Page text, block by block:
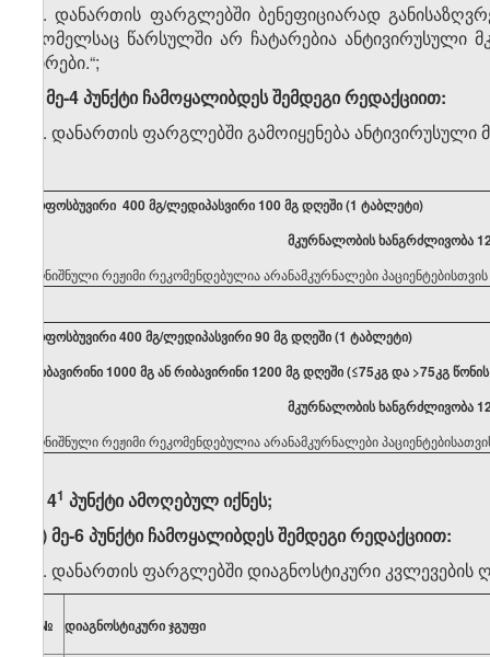
„2. დანართის ფარგლებში ბენეფიციარად
რომელსაც წარსულში არ ჩატარებია ანტივირუსული
პირები.“;
ბ) მე-4 პუნქტი ჩამოყალიბდეს შემდეგი რედაქციით:
„4. დანართის ფარგლებში გამოიყენება
სოფოსბუვირი 400მგ/ლედიპასვირი100მგდღეში(1 ტაბლეტი)
მკურნალობისხანგრძლივობა
აღნიშნული რეჟიმი რეკომენდებულია არანამკურნალები
სოფოსბუვირი400მგ/ლედიპასვირი90მგდღეში(1 ტაბლეტი)
რიბავირინი1000მგანრიბავირინი1200მგდღეში(≤75კგდა >75კგწონის
მკურნალობისხანგრძლივობა
აღნიშნული რეჟიმი რეკომენდებულია არანამკურნალები
გ) 4​1 პუნქტი ამოღებულ იქნეს;
დ) მე-6 პუნქტი ჩამოყალიბდეს შემდეგი რედაქციით:
„6. დანართის ფარგლებში დიაგნოსტიკური კვლევების
№ დიაგნოსტიკურიჯგუფი